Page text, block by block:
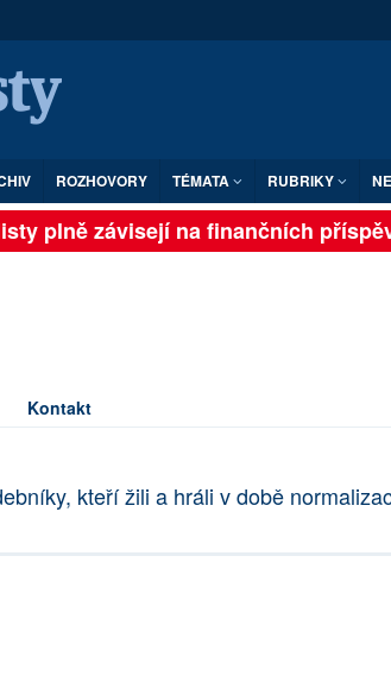
ROZHOVORY TÉMATA RUBRIKY
plně závisejí na finančních
Kontakt
kteří žili a hráli v době